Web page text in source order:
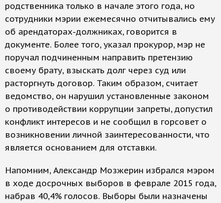
родственника только в начале этого года, но
сотрудники мэрии ежемесячно отчитывались ему
об арендаторах-должниках, говорится в
документе. Более того, указал прокурор, мэр не
поручал подчиненным направить претензию
своему брату, взыскать долг через суд или
расторгнуть договор. Таким образом, считает
ведомство, он нарушил установленные законом
о противодействии коррупции запреты, допустил
конфликт интересов и не сообщил в горсовет о
возникновении личной заинтересованности, что
является основанием для отставки.
Напомним, Александр Мозжерин избрался мэром
в ходе досрочных выборов в феврале 2015 года,
набрав 40,4% голосов. Выборы были назначены